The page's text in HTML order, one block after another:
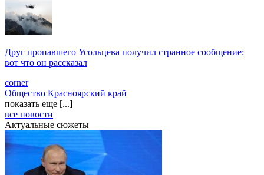
Друг пропавшего Усольцева получил странное сообщение:
вот что он рассказал
corner
Общество Красноярский край
показать еще [...]
все новости
Актуальные сюжеты